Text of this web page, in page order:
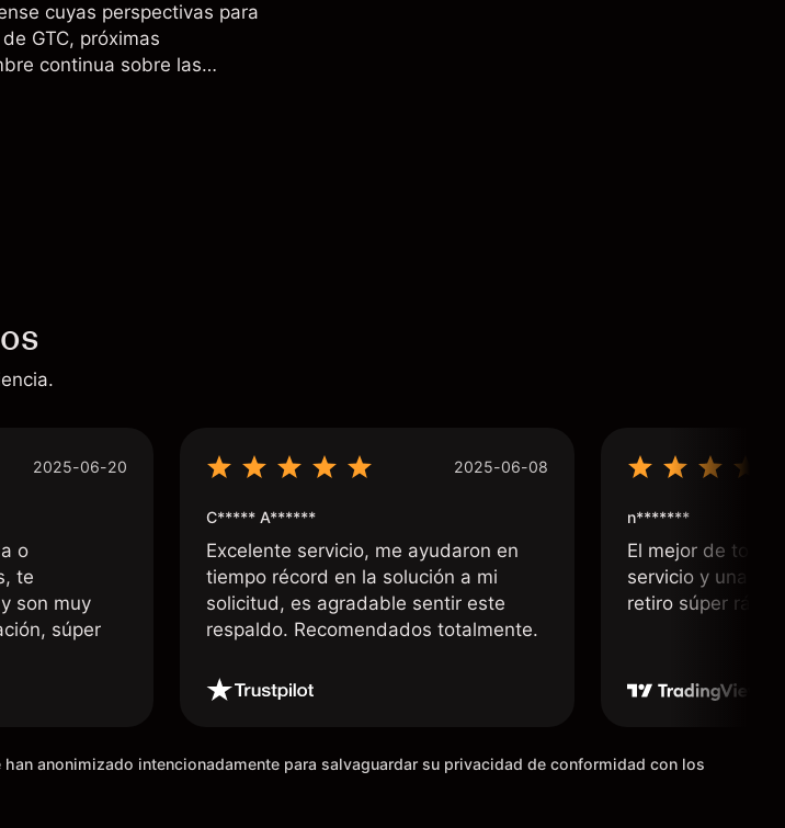
cuyas perspectivas para
GTC, próximas
continua sobre las
pasado no es un
2025-06-20
o
te
son muy
súper
2025-06-08
C***** A******
Excelente servicio, me ayudaron en
tiempo récord en la solución a mi
solicitud, es agradable sentir este
respaldo. Recomendados totalmente.
n*******
El mejor de
servicio y una
retiro súper
anonimizado intencionadamente para salvaguardar su privacidad de conformidad con los